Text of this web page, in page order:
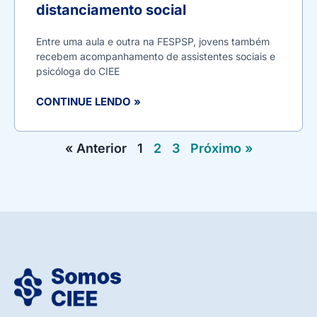
distanciamento social
Entre uma aula e outra na FESPSP, jovens também
recebem acompanhamento de assistentes sociais e
psicóloga do CIEE
CONTINUE LENDO »
« Anterior 1 2 3 Próximo »